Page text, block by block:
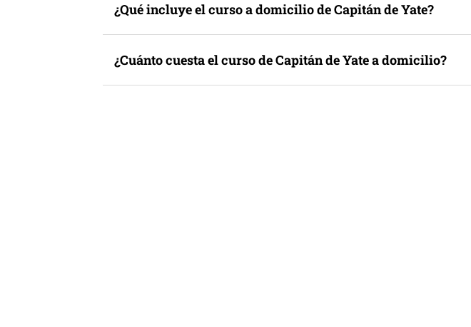
¿Qué incluye el curso a domicilio de Capitán de Yate?
¿Cuánto cuesta el curso de Capitán de Yate a domicilio?